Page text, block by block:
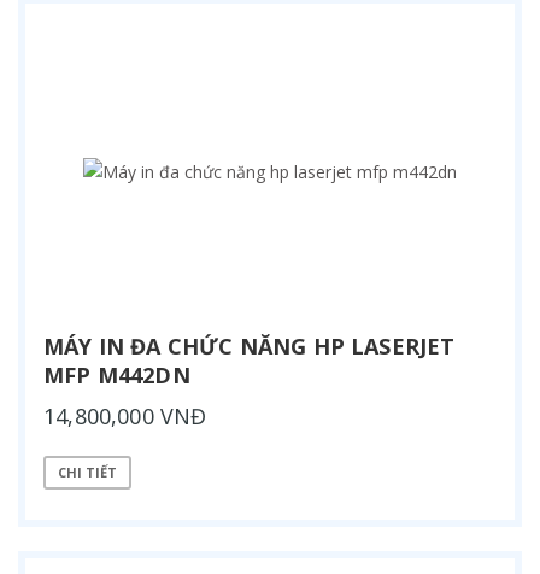
MÁY IN ĐA CHỨC NĂNG HP LASERJET
MFP M442DN
14,800,000 VNĐ
CHI TIẾT